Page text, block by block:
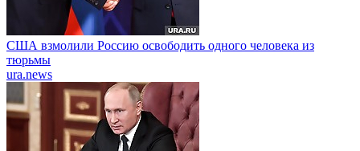
США взмолили Россию освободить одного человека из
тюрьмы
ura.news